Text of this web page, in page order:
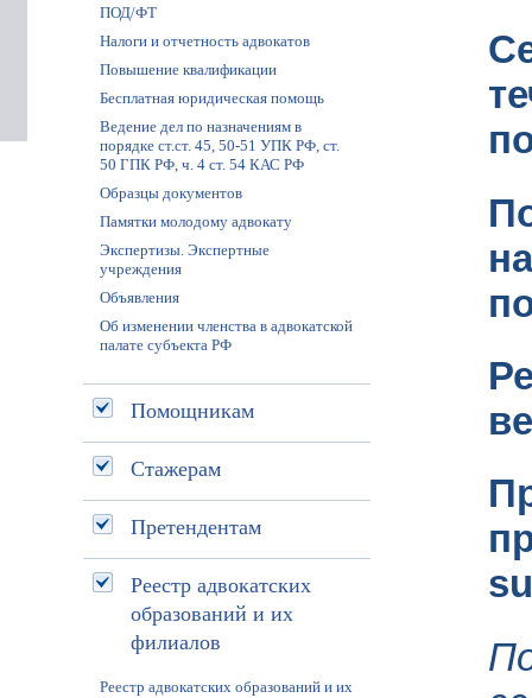
ПОД/ФТ
Налоги и отчетность адвокатов
Повышение квалификации
Бесплатная юридическая помощь
Ведение дел по назначениям в
порядке ст.ст. 45, 50-51 УПК РФ, ст.
50 ГПК РФ, ч. 4 ст. 54 КАС РФ
Образцы документов
Памятки молодому адвокату
Экспертизы. Экспертные
учреждения
Объявления
Об изменении членства в адвокатской
палате субъекта РФ
Помощникам
Стажерам
Претендентам
Реестр адвокатских
образований и их
филиалов
Реестр адвокатских образований и их